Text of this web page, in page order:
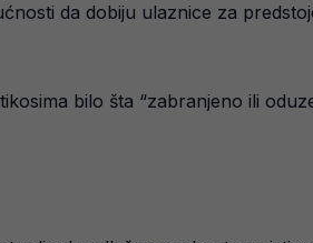
da dobiju ulaznice za
bilo šta “zabranjeno ili